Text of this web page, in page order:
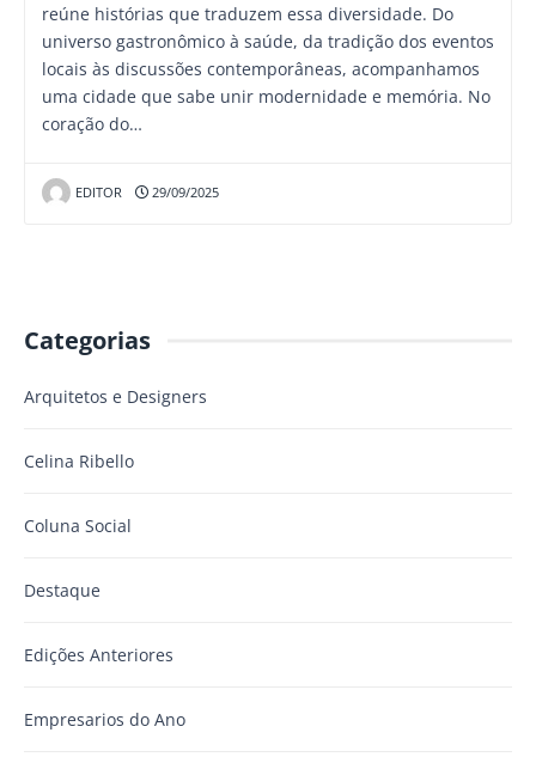
reúne histórias que traduzem essa diversidade. Do
universo gastronômico à saúde, da tradição dos eventos
locais às discussões contemporâneas, acompanhamos
uma cidade que sabe unir modernidade e memória. No
coração do…
EDITOR 29/09/2025
Categorias
Arquitetos e Designers
Celina Ribello
Coluna Social
Destaque
Edições Anteriores
Empresarios do Ano